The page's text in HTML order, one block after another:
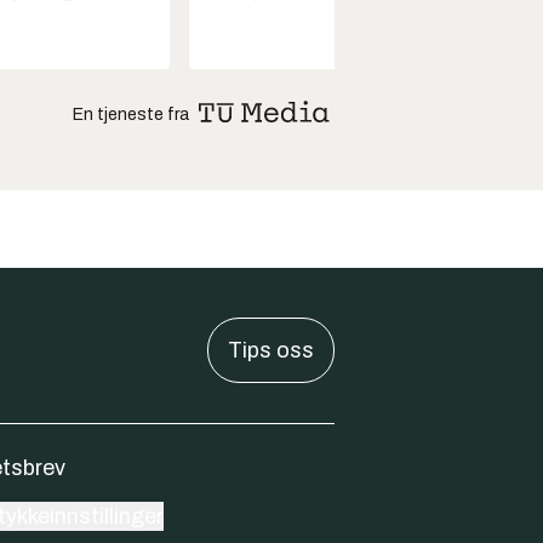
En tjeneste fra
Tips oss